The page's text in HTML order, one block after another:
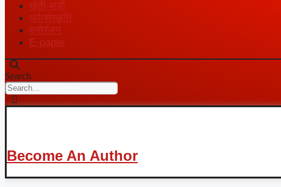
खेती-बाड़ी
धर्म/संस्कृति
मनोरंजन
E-paper
Search
Become An Author